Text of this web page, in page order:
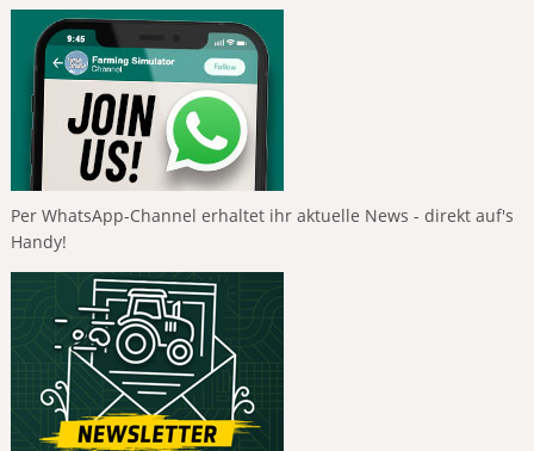
Per WhatsApp-Channel erhaltet ihr aktuelle News - direkt auf's
Handy!